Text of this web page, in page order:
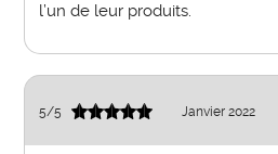
l’un de leur produits.
5/5 Janvier 2022